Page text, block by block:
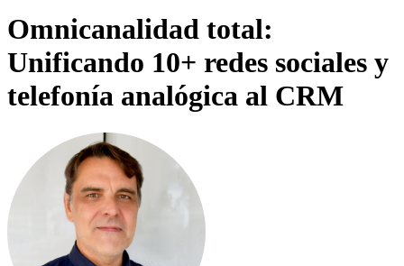
Omnicanalidad total:
Unificando 10+ redes sociales y
telefonía analógica al CRM